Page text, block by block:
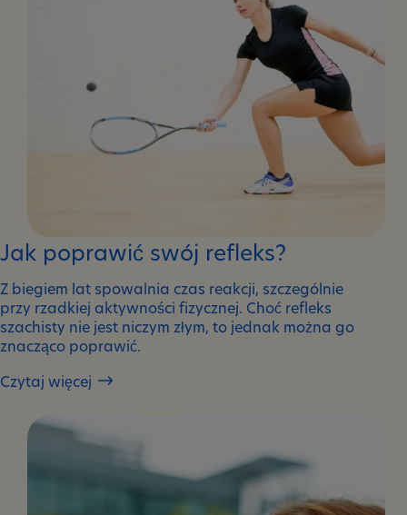
Jak poprawić swój refleks?
Z biegiem lat spowalnia czas reakcji, szczególnie
przy rzadkiej aktywności fizycznej. Choć refleks
szachisty nie jest niczym złym, to jednak można go
znacząco poprawić.
Czytaj więcej
Jak
swój